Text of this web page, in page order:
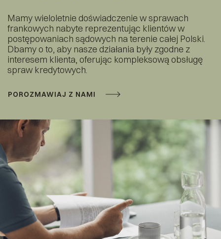
Mamy wieloletnie doświadczenie w sprawach
frankowych nabyte reprezentując klientów w
postępowaniach sądowych na terenie całej Polski.
Dbamy o to, aby nasze działania były zgodne z
interesem klienta, oferując kompleksową obsługę
spraw kredytowych.
POROZMAWIAJ Z NAMI